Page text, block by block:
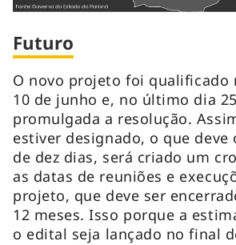
Futuro
O novo projeto foi qualificado
10 de junho e, no último dia
promulgada a resolução.
estiver designado, o que deve
de dez dias, será criado um
as datas de reuniões e
projeto, que deve ser
12 meses. Isso porque a
o edital seja lançado no final